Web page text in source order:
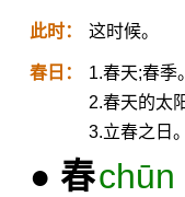
此时： 这时候。
春日：
1.春天;春季。
2.春天的太
3.立春之日。
● 春chūn